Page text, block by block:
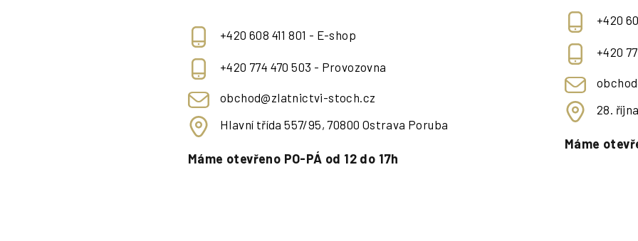
+420 608 411 801 - E-shop
+420 774 470 503 - Provozovna
obchod@zlatnictvi-stoch.cz
Hlavní třída 557/95, 70800 Ostrava Poruba
Máme otevřeno PO-PÁ od 12 do 17h
+420
+420
28.
Máme